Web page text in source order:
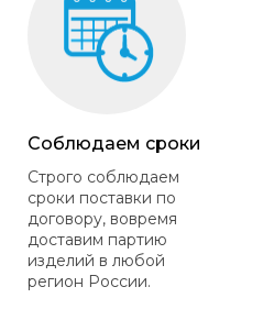
Соблюдаем сроки
Строго соблюдаем
сроки поставки по
договору, вовремя
доставим партию
изделий в любой
регион России.